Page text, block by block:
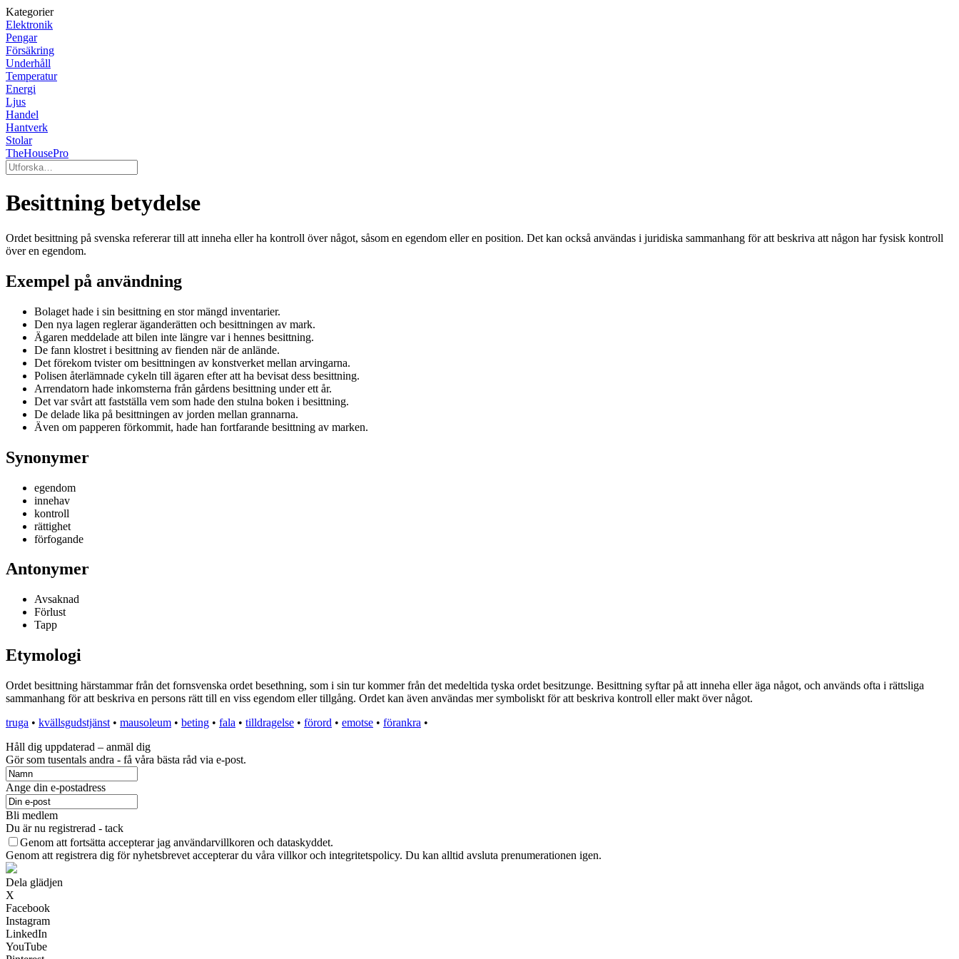
Kategorier
Elektronik
Pengar
Försäkring
Underhåll
Temperatur
Energi
Ljus
Handel
Hantverk
Stolar
TheHousePro
Besittning betydelse
Ordet besittning på svenska refererar till att inneha eller ha kontroll över något, såsom en egendom eller en position. Det kan också användas i juridiska sammanhang för att beskriva att någon har fysisk kontroll
över en egendom.
Exempel på användning
Bolaget hade i sin besittning en stor mängd inventarier.
Den nya lagen reglerar äganderätten och besittningen av mark.
Ägaren meddelade att bilen inte längre var i hennes besittning.
De fann klostret i besittning av fienden när de anlände.
Det förekom tvister om besittningen av konstverket mellan arvingarna.
Polisen återlämnade cykeln till ägaren efter att ha bevisat dess besittning.
Arrendatorn hade inkomsterna från gårdens besittning under ett år.
Det var svårt att fastställa vem som hade den stulna boken i besittning.
De delade lika på besittningen av jorden mellan grannarna.
Även om papperen förkommit, hade han fortfarande besittning av marken.
Synonymer
egendom
innehav
kontroll
rättighet
förfogande
Antonymer
Avsaknad
Förlust
Tapp
Etymologi
Ordet besittning härstammar från det fornsvenska ordet besethning, som i sin tur kommer från det medeltida tyska ordet besitzunge. Besittning syftar på att inneha eller äga något, och används ofta i rättsliga
sammanhang för att beskriva en persons rätt till en viss egendom eller tillgång. Ordet kan även användas mer symboliskt för att beskriva kontroll eller makt över något.
truga • kvällsgudstjänst • mausoleum • beting • fala • tilldragelse • förord • emotse • förankra •
Håll dig uppdaterad – anmäl dig
Gör som tusentals andra - få våra bästa råd via e-post.
Ange din e-postadress
Bli medlem
Du är nu registrerad - tack
Genom att fortsätta accepterar jag användarvillkoren och dataskyddet.
Genom att registrera dig för nyhetsbrevet accepterar du våra villkor och integritetspolicy. Du kan alltid avsluta prenumerationen igen.
Dela glädjen
X
Facebook
Instagram
LinkedIn
YouTube